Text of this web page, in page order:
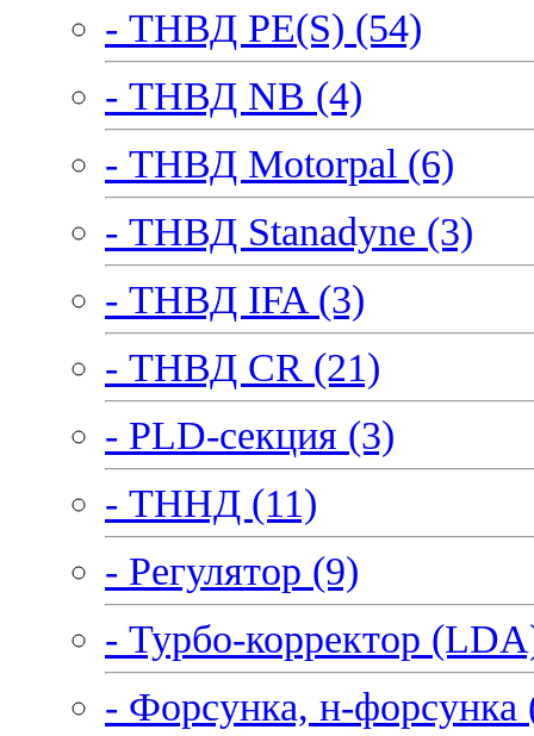
- ТНВД PE(S) (54)
- ТНВД NB (4)
- ТНВД Motorpal (6)
- ТНВД Stanadyne (3)
- ТНВД IFA (3)
- ТНВД CR (21)
- PLD-секция (3)
- ТННД (11)
- Регулятор (9)
- Турбо-корректор
- Форсунка, н-форсунка